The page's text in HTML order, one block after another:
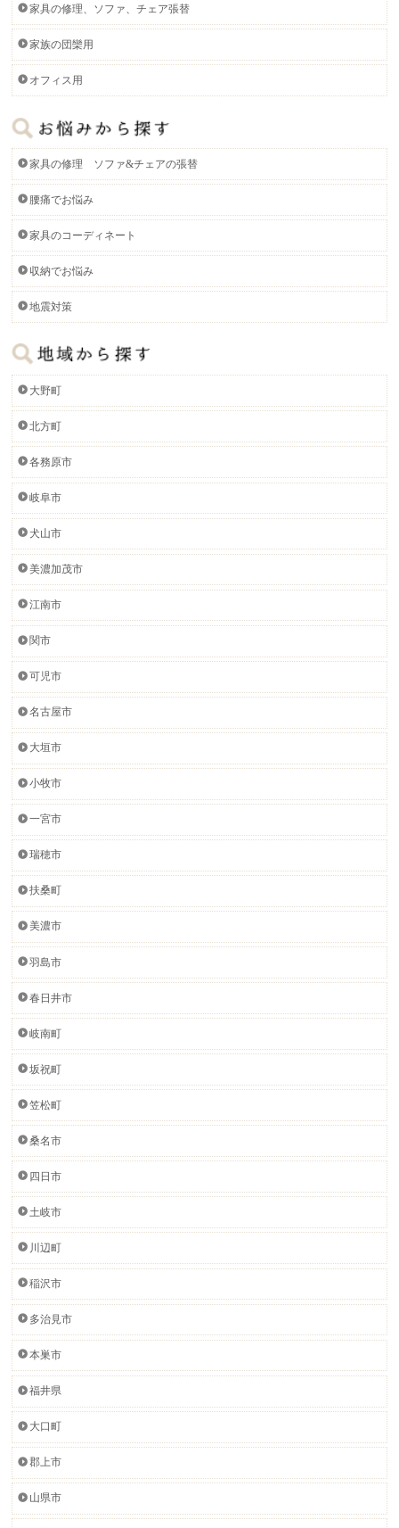
家具の修理、ソファ、チェア張替
家族の団欒用
オフィス用
家具の修理 ソファ&チェアの張替
腰痛でお悩み
家具のコーディネート
収納でお悩み
地震対策
大野町
北方町
各務原市
岐阜市
犬山市
美濃加茂市
江南市
関市
可児市
名古屋市
大垣市
小牧市
一宮市
瑞穂市
扶桑町
美濃市
羽島市
春日井市
岐南町
坂祝町
笠松町
桑名市
四日市
土岐市
川辺町
稲沢市
多治見市
本巣市
福井県
大口町
郡上市
山県市